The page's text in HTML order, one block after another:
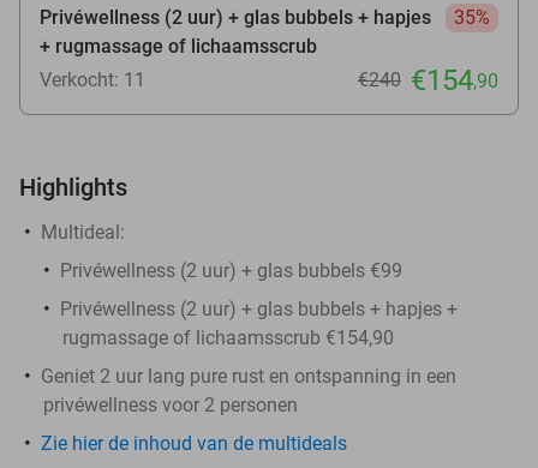
Privéwellness (2 uur) + glas bubbels + hapjes
+ rugmassage of lichaamsscrub
35%
Verkocht: 11 €240 €154,90
Highlights
Multideal:
Privéwellness (2 uur) + glas bubbels €99
Privéwellness (2 uur) + glas bubbels + hapjes +
rugmassage of lichaamsscrub €154,90
Geniet 2 uur lang pure rust en ontspanning in een
privéwellness voor 2 personen
Zie hier de inhoud van de multideals